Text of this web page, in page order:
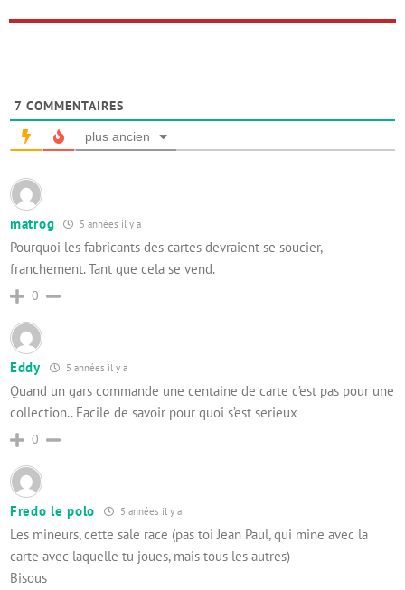
7 COMMENTAIRES
plus ancien
matrog 5 années il y a
Pourquoi les fabricants des cartes devraient se soucier,
franchement. Tant que cela se vend.
0
Eddy 5 années il y a
Quand un gars commande une centaine de carte c’est pas pour une
collection.. Facile de savoir pour quoi s’est serieux
0
Fredo le polo 5 années il y a
Les mineurs, cette sale race (pas toi Jean Paul, qui mine avec la
carte avec laquelle tu joues, mais tous les autres)
Bisous